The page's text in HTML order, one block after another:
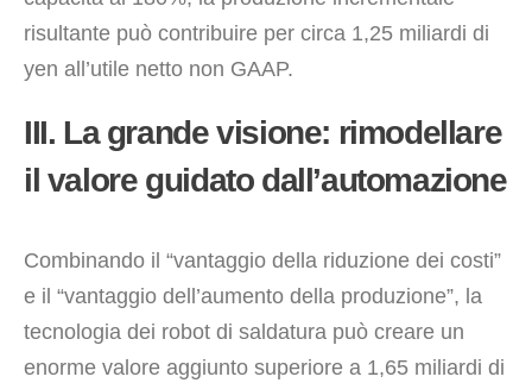
risultante può contribuire per circa 1,25 miliardi di
yen all’utile netto non GAAP.
III. La grande visione: rimodellare
il valore guidato dall’automazione
Combinando il “vantaggio della riduzione dei costi”
e il “vantaggio dell’aumento della produzione”, la
tecnologia dei robot di saldatura può creare un
enorme valore aggiunto superiore a 1,65 miliardi di